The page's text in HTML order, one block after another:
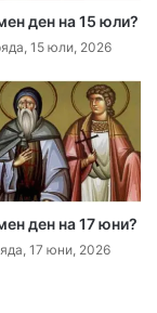
ден на 15 юли?
15 юли, 2026
ден на 17 юни?
17 юни, 2026